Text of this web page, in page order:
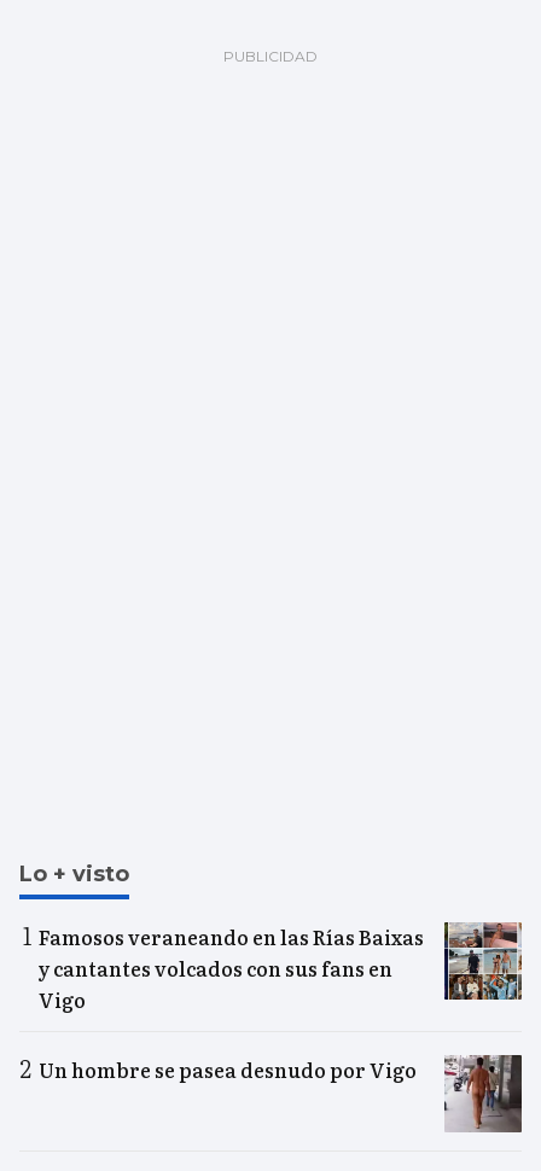
Lo + visto
Famosos veraneando en las Rías Baixas
y cantantes volcados con sus fans en
Vigo
Un hombre se pasea desnudo por Vigo